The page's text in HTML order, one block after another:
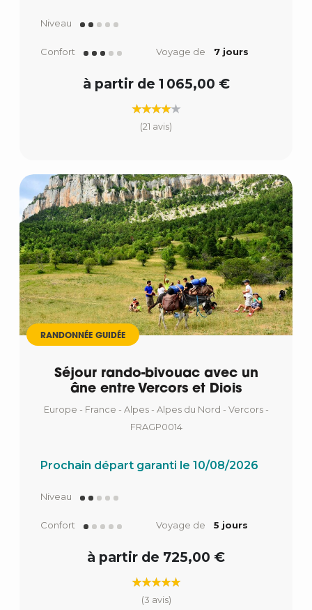
Niveau
Confort Voyage de 7 jours
à partir de 1 065,00 €
(21 avis)
RANDONNÉE GUIDÉE
Séjour rando-bivouac avec un
âne entre Vercors et Diois
Europe - France - Alpes - Alpes du Nord - Vercors -
FRAGP0014
Prochain départ garanti le 10/08/2026
Niveau
Confort Voyage de 5 jours
à partir de 725,00 €
(3 avis)